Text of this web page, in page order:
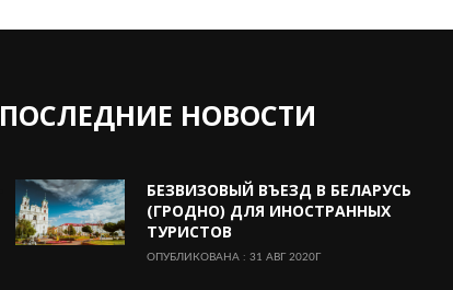
ПОСЛЕДНИЕ НОВОСТИ
БЕЗВИЗОВЫЙ ВЪЕЗД В БЕЛАРУСЬ
(ГРОДНО) ДЛЯ ИНОСТРАННЫХ
ТУРИСТОВ
ОПУБЛИКОВАНА : 31 АВГ 2020Г